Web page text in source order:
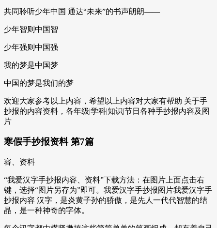
共同聆听少年中国 通达“未来”的书声朗朗——
少年智则中国智
少年强则中国强
我的梦是中国梦
中国的梦是我们的梦
欢迎大家参考以上内容，希望以上内容对大家有帮助 关于手
抄报的内容资料，各年级|学科|知识|节日各种手抄报内容及图
片
寒假手抄报资料 第7篇
容、资料
“我爱汉字手抄报内容、资料”下载方法：在图片上面点击右
键，选择“图片另存为”即可。我爱汉字手抄报图片我爱汉字手
抄报内容 汉字，是炎黄子孙的骄傲，是先人一代代智慧的结
晶，是一种神奇的字体。